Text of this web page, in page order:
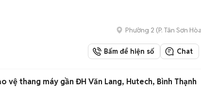
Phường 2 (P. Tân Sơn
Bấm để hiện số Chat
vệ thang máy gần ĐH Văn Lang, Hutech, Bình Thạnh